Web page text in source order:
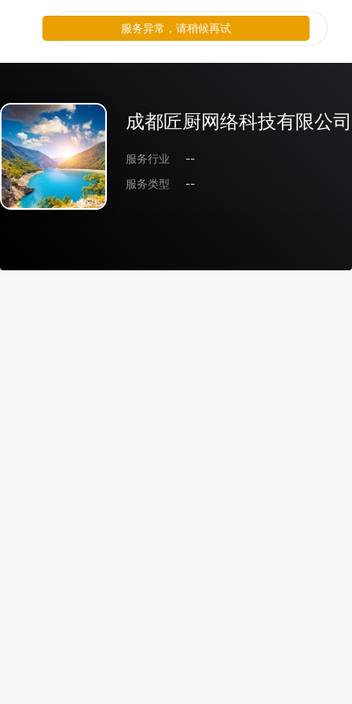
成都匠厨网络科技有限公司
服务行业
--
服务类型
--
服务异常，请稍候再试